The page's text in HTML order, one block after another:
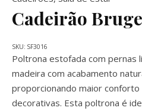
Cadeirão
Poltrona estofada com pernas
madeira com acabamento
proporcionando maior
decorativas. Esta poltrona é
SKU: SF3016